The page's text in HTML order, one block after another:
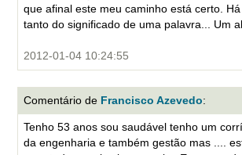
que afinal este meu caminho está certo.
tanto do significado de uma palavra... Um
2012-01-04 10:24:55
Comentário de Francisco Azevedo:
Tenho 53 anos sou saudável tenho um
da engenharia e também gestão mas ....